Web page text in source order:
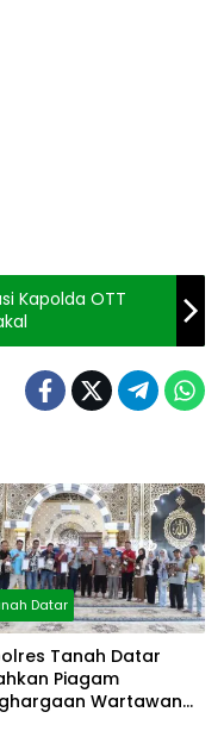
Kapolda OTT
Datar
Tanah Datar
Piagam
Wartawan